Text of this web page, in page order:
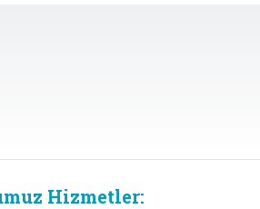
Hizmetler: